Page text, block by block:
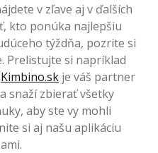
v zľave aj v ďalších
kto ponúka najlepšiu
týždňa, pozrite si
Prelistujte si napríklad
Kimbino.sk je váš partner
snaží zbierať všetky
aby ste vy mohli
si aj našu aplikáciu